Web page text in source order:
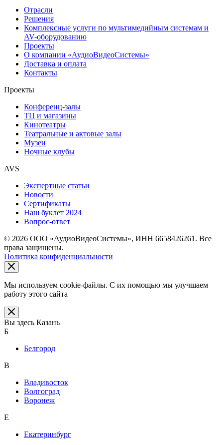
Отрасли
Решения
Комплексные услуги по мультимедийным системам и
AV-оборудованию
Проекты
О компании «АудиоВидеоСистемы»
Доставка и оплата
Контакты
Проекты
Конференц-залы
ТЦ и магазины
Кинотеатры
Театральные и актовые залы
Музеи
Ночные клубы
AVS
Экспертные статьи
Новости
Сертификаты
Наш буклет 2024
Вопрос-ответ
© 2026 ООО «АудиоВидеоСистемы», ИНН 6658426261. Все
права защищены.
Политика конфиденциальности
Мы используем cookie-файлы. С их помощью мы улучшаем
работу этого сайта
Вы здесь Казань
Б
Белгород
В
Владивосток
Волгоград
Воронеж
Е
Екатеринбург